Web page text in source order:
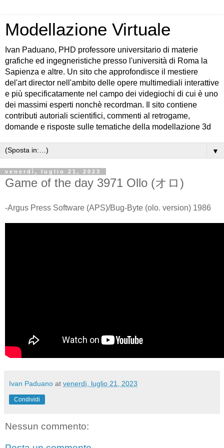
Modellazione Virtuale
Ivan Paduano, PHD professore universitario di materie
grafiche ed ingegneristiche presso l'università di Roma la
Sapienza e altre. Un sito che approfondisce il mestiere
del'art director nell'ambito delle opere multimediali interattive
e più specificatamente nel campo dei videgiochi di cui è uno
dei massimi esperti nonchè recordman. Il sito contiene
contributi autoriali scientifici, commenti al retrogame,
domande e risposte sulle tematiche della modellazione 3d
▼
venerdì, luglio 21, 2023
Game of the day 3971 Ollo (オロ)
-Argus Press Software (APS)/Bug-Byte (olo. version) 1986
Ivan Paduano at venerdì, luglio 21, 2023
Condividi
Nessun commento: